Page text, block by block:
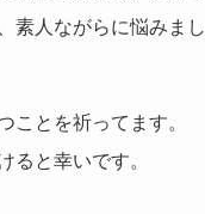
素人ながらに悩みまし
ことを祈ってます。
ると幸いです。